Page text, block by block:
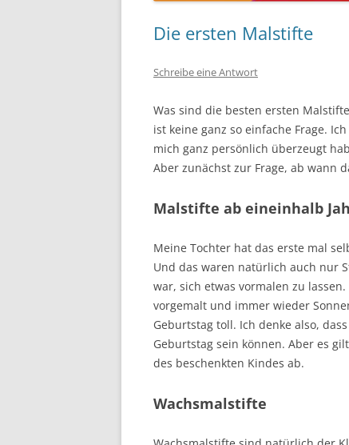
Die ersten Malstifte
Schreibe eine Antwort
Was sind die besten ersten
ist keine ganz so einfache Frage.
mich ganz persönlich überzeugt
Aber zunächst zur Frage, ab wann
Malstifte ab eineinhalb
Meine Tochter hat das erste mal
Und das waren natürlich auch nur
war, sich etwas vormalen zu
vorgemalt und immer wieder
Geburtstag toll. Ich denke also,
Geburtstag sein können. Aber es
des beschenkten Kindes ab.
Wachsmalstifte